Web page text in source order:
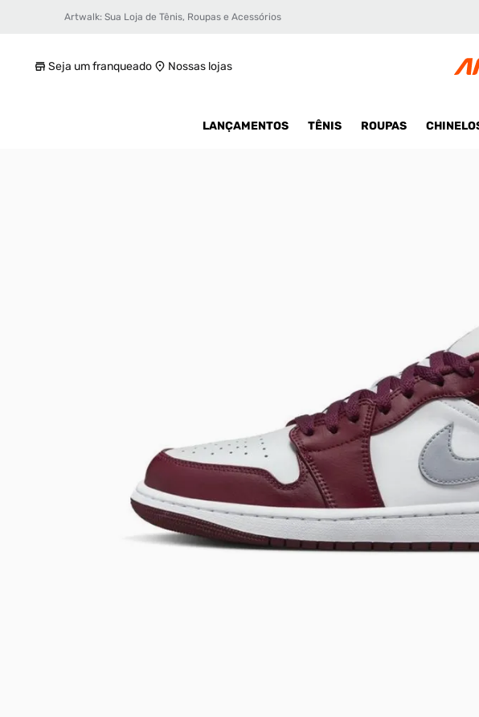
Artwalk: Sua Loja de Tênis, Roupas e Acessórios
Seja um franqueado Nossas lojas
LANÇAMENTOS TÊNIS ROUPAS
Tênis Air Jordan 1 Low Masculino